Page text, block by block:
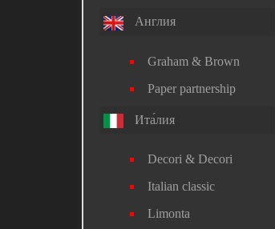
Англия
Graham & Brown
Paper partnership
Ита́лия
Decori & Decori
Italian classic
Limonta